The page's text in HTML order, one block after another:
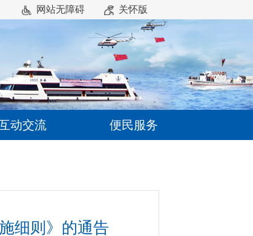
网站无障碍 关怀版
动交流 便民服务
细则》的通告